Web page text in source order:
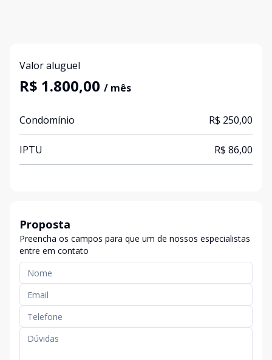
Valor aluguel
R$ 1.800,00 / mês
Condomínio R$ 250,00
IPTU R$ 86,00
Proposta
Preencha os campos para que um de nossos especialistas
entre em contato